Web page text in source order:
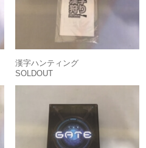
漢字ハンティング
SOLDOUT